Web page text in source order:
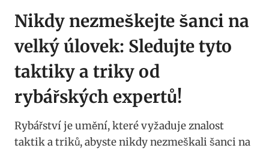
Nikdy nezmeškejte šanci na
velký úlovek: Sledujte tyto
taktiky a triky od
rybářských expertů!
Rybářství je umění, které vyžaduje znalost
taktik a triků, abyste nikdy nezmeškali šanci na